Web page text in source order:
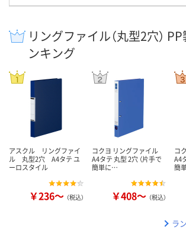
リングファイル（丸型2穴）
ンキング
アスクル リングファイ
ル 丸型2穴 A4タテ ユ
ーロスタイル
￥236～ （税込）
コクヨ リングファイル
A4タテ 丸型 2穴 （片手で
簡単に…
￥408～ （税込）
コ
A4
簡
ラ